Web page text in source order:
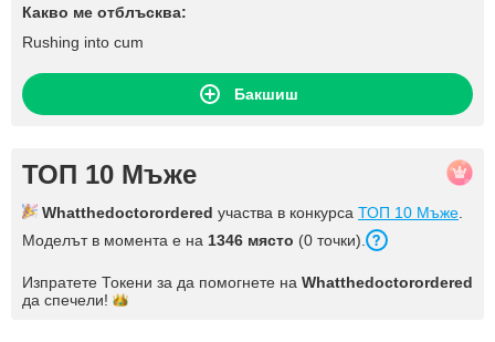
Какво ме отблъсква:
Rushing into cum
Бакшиш
ТОП 10 Мъже
Whatthedoctorordered участва в конкурса ТОП 10 Мъже
Моделът в момента е на 1346 място (0 точки).
Изпратете Токени за да помогнете на Whatthedoctorordered
да спечели!